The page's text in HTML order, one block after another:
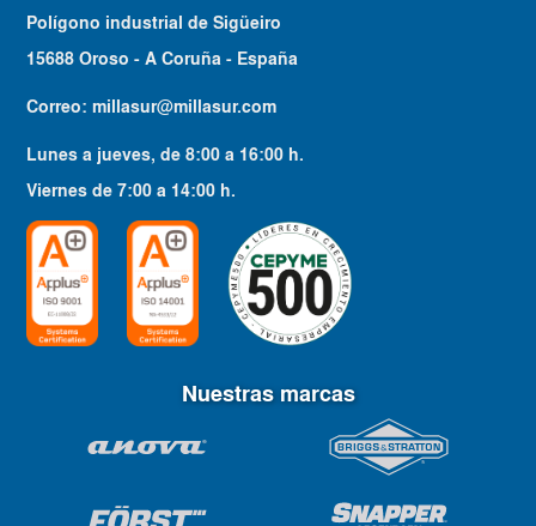
Polígono industrial de Sigüeiro
15688 Oroso - A Coruña - España
Correo:millasur@millasur.com
Lunes a jueves, de8:00 a 16:00 h.
Viernes de7:00 a 14:00 h.
Nuestras marcas